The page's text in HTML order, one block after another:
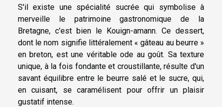
S'il existe une spécialité sucrée qui symbolise à
merveille le patrimoine gastronomique de la
Bretagne, c'est bien le Kouign-amann. Ce dessert,
dont le nom signifie littéralement « gâteau au beurre »
en breton, est une véritable ode au goût. Sa texture
unique, à la fois fondante et croustillante, résulte d'un
savant équilibre entre le beurre salé et le sucre, qui,
en cuisant, se caramélisent pour offrir un plaisir
gustatif intense.